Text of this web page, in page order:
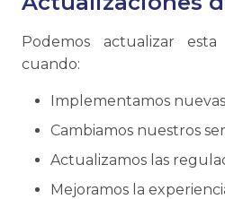
Podemos actualizar
cuando:
Implementamos
Cambiamos nuestros
Actualizamos las
Mejoramos la